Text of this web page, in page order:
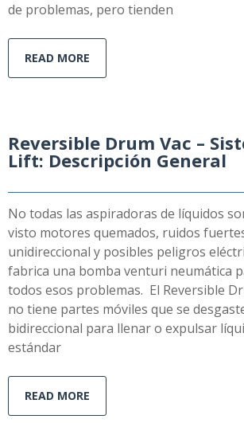
de problemas, pero tienden
READ MORE
Reversible Drum Vac –
Lift: Descripción General
No todas las aspiradoras de líquidos
visto motores quemados, ruidos
unidireccional y posibles peligros
fabrica una bomba venturi neumática
todos esos problemas. El Reversible
no tiene partes móviles que se
bidireccional para llenar o expulsar
estándar
READ MORE